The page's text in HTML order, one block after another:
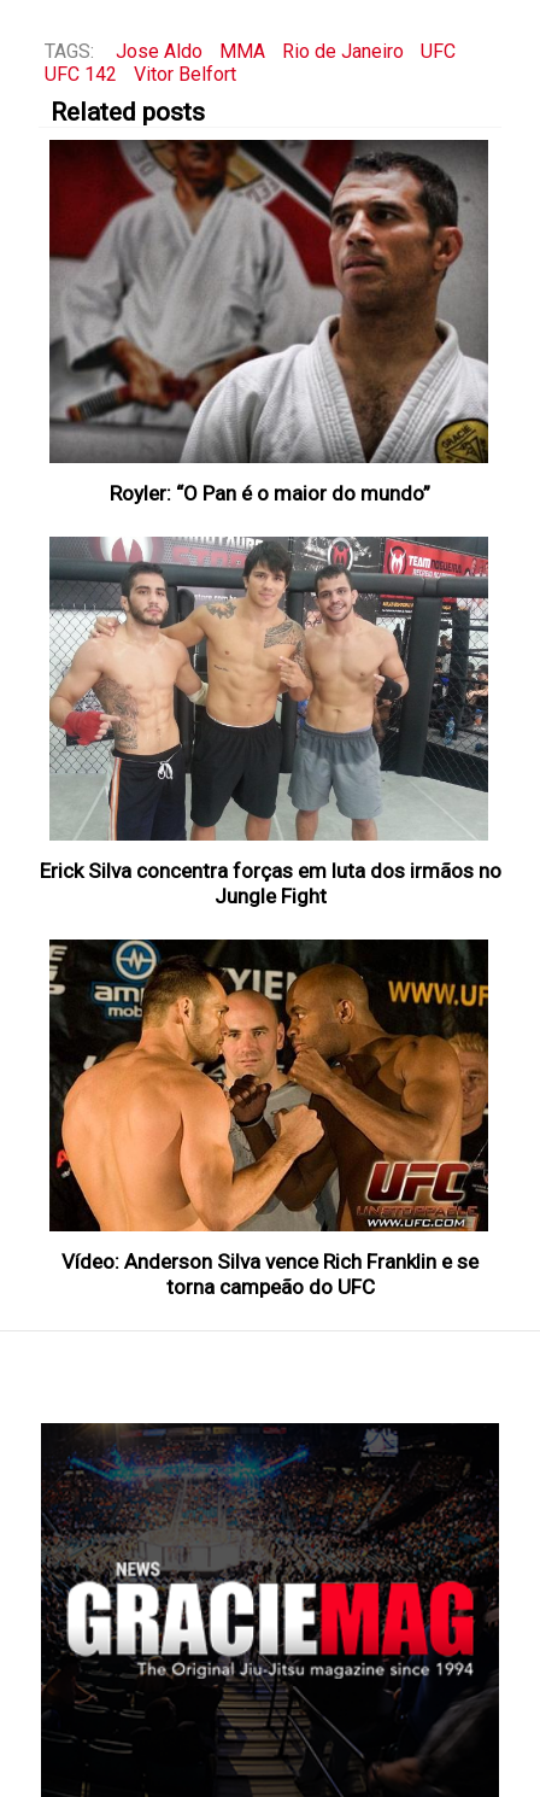
TAGS: Jose Aldo MMA Rio de Janeiro
UFC
UFC 142
Vitor Belfort
Related posts
Royler: “O Pan é o maior do mundo”
Erick Silva concentra forças em luta dos irmãos no
Jungle Fight
Vídeo: Anderson Silva vence Rich Franklin e se
torna campeão do UFC